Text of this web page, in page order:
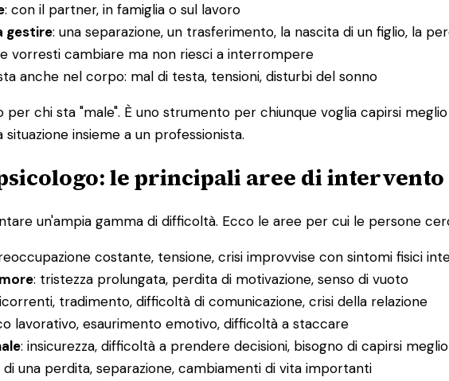
: con il partner, in famiglia o sul lavoro
gestire: una separazione, un trasferimento, la nascita di un figlio, la
vorresti cambiare ma non riesci a interrompere
anche nel corpo: mal di testa, tensioni, disturbi del sonno
chi sta "male". È uno strumento per chiunque voglia capirsi
insieme a un professionista.
le principali aree di intervento
un'ampia gamma di difficoltà. Ecco le aree per cui le persone
costante, tensione, crisi improvvise con sintomi fisici
: tristezza prolungata, perdita di motivazione, senso di vuoto
tradimento, difficoltà di comunicazione, crisi della relazione
lavorativo, esaurimento emotivo, difficoltà a staccare
: insicurezza, difficoltà a prendere decisioni, bisogno di capirsi meglio
di una perdita, separazione, cambiamenti di vita importanti